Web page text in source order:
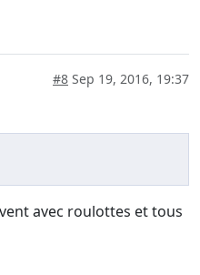
#8 Sep 19, 2016, 19:37
avec roulottes et tous